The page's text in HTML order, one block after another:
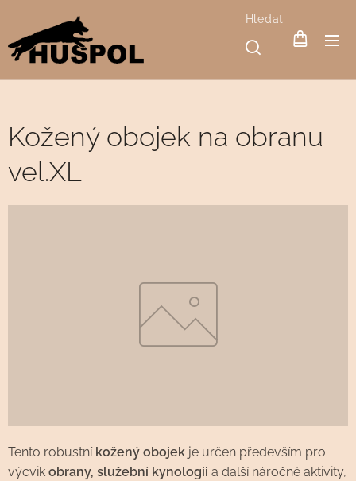
Hledat
Kožený obojek na obranu
vel.XL
Tento robustní kožený obojek je určen především pro
výcvik obrany, služební kynologii a další náročné aktivity,